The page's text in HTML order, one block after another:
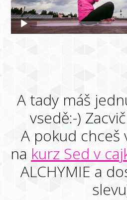
A tady máš
vsedě:-)
A pokud chceš
na kurz Sed v
ALCHYMIE a